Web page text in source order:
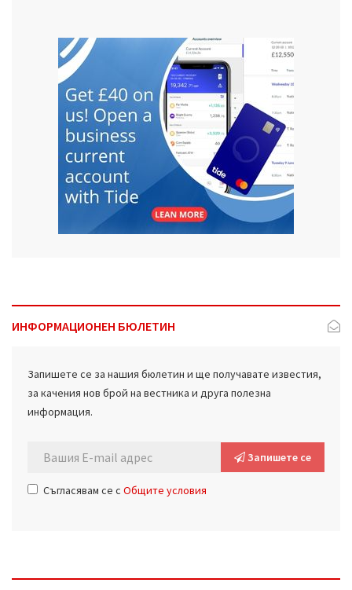
ИНФОРМАЦИОНЕН БЮЛЕТИН
Запишете се за нашия бюлетин и ще получавате известия,
за качения нов брой на вестника и друга полезна
информация.
Запишете се
Съгласявам се с Общите условия